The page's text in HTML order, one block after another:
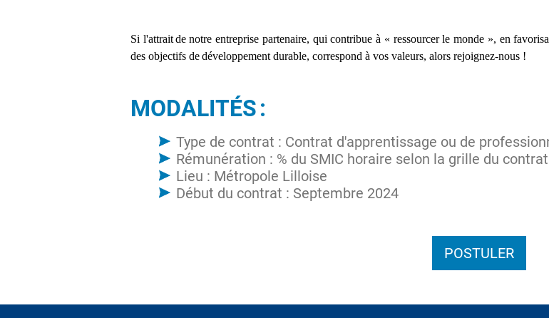
Si l'attrait de notre entreprise partenaire, qui contribue à « ressourcer le monde », en
des objectifs de développement durable, correspond à vos valeurs, alors rejoignez-nous !
MODALITÉS :
Type de contrat : Contrat d'apprentissage ou de
Rémunération : % du SMIC horaire selon la grille du
Lieu : Métropole Lilloise
Début du contrat : Septembre 2024
POSTULER